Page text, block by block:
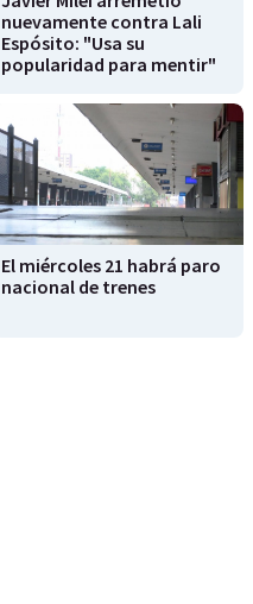
nuevamente contra Lali
Espósito: "Usa su
popularidad para mentir"
El miércoles 21 habrá paro
nacional de trenes